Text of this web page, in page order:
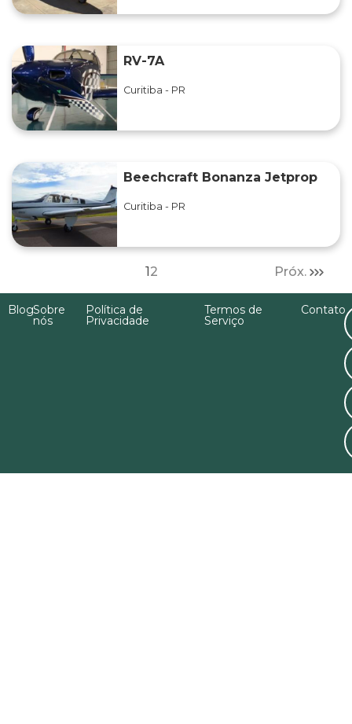
RV-7A
Curitiba - PR
Beechcraft Bonanza Jetprop
Curitiba - PR
12 Próx.
BlogSobre
nós
Política de
Privacidade
Termos de
Serviço
Contato